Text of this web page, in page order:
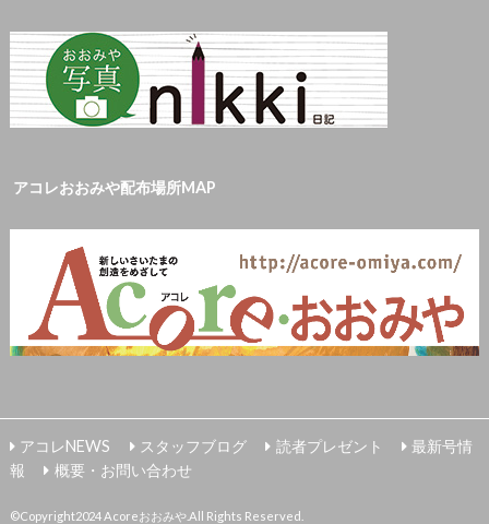
アコレおおみや配布場所MAP
アコレNEWS スタッフブログ 読者プレゼント
最新号情
報
概要・お問い合わせ
©Copyright2024 Acoreおおみや.All Rights Reserved.